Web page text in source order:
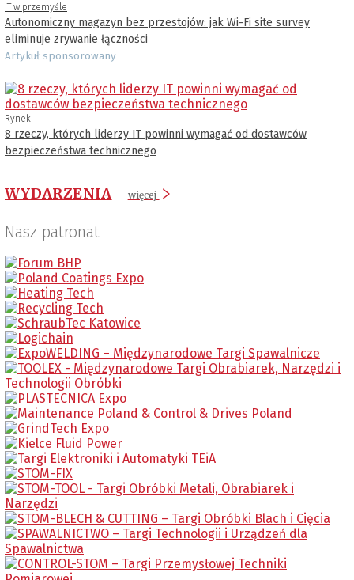
IT w przemyśle
Autonomiczny magazyn bez przestojów: jak Wi-Fi site survey
eliminuje zrywanie łączności
Artykuł sponsorowany
Rynek
8 rzeczy, których liderzy IT powinni wymagać od dostawców
bezpieczeństwa technicznego
WYDARZENIA więcej
Nasz patronat